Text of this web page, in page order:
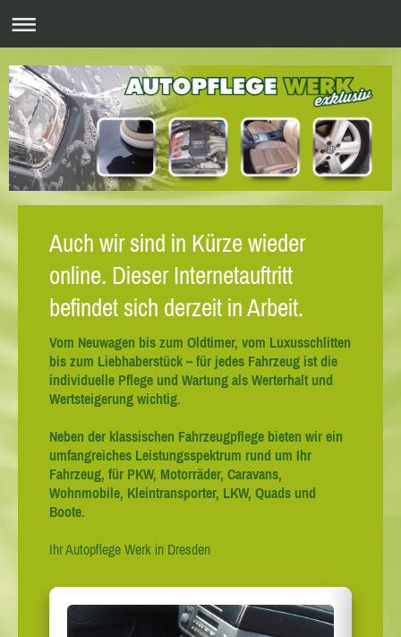
Auch wir sind in Kürze wieder
online. Dieser Internetauftritt
befindet sich derzeit in Arbeit.
Vom Neuwagen bis zum Oldtimer, vom Luxusschlitten
bis zum Liebhaberstück – für jedes Fahrzeug ist die
individuelle Pflege und Wartung als Werterhalt und
Wertsteigerung wichtig.
Neben der klassischen Fahrzeugpflege bieten wir ein
umfangreiches Leistungsspektrum rund um Ihr
Fahrzeug, für PKW, Motorräder, Caravans,
Wohnmobile, Kleintransporter, LKW, Quads und
Boote.
Ihr Autopflege Werk in Dresden